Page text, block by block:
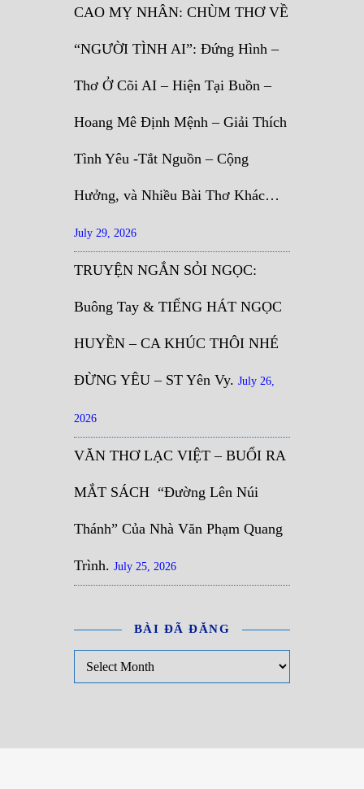
CAO MỴ NHÂN: CHÙM THƠ VỀ
“NGƯỜI TÌNH AI”: Đứng Hình –
Thơ Ở Cõi AI – Hiện Tại Buồn –
Hoang Mê Định Mệnh – Giải Thích
Tình Yêu -Tắt Nguồn – Cộng
Hưởng, và Nhiều Bài Thơ Khác…
July 29, 2026
TRUYỆN NGẮN SỎI NGỌC:
Buông Tay & TIẾNG HÁT NGỌC
HUYỀN – CA KHÚC THÔI NHÉ
ĐỪNG YÊU – ST Yên Vy. July 26,
2026
VĂN THƠ LẠC VIỆT – BUỔI RA
MẮT SÁCH “Đường Lên Núi
Thánh” Của Nhà Văn Phạm Quang
Trình. July 25, 2026
BÀI ĐÃ ĐĂNG